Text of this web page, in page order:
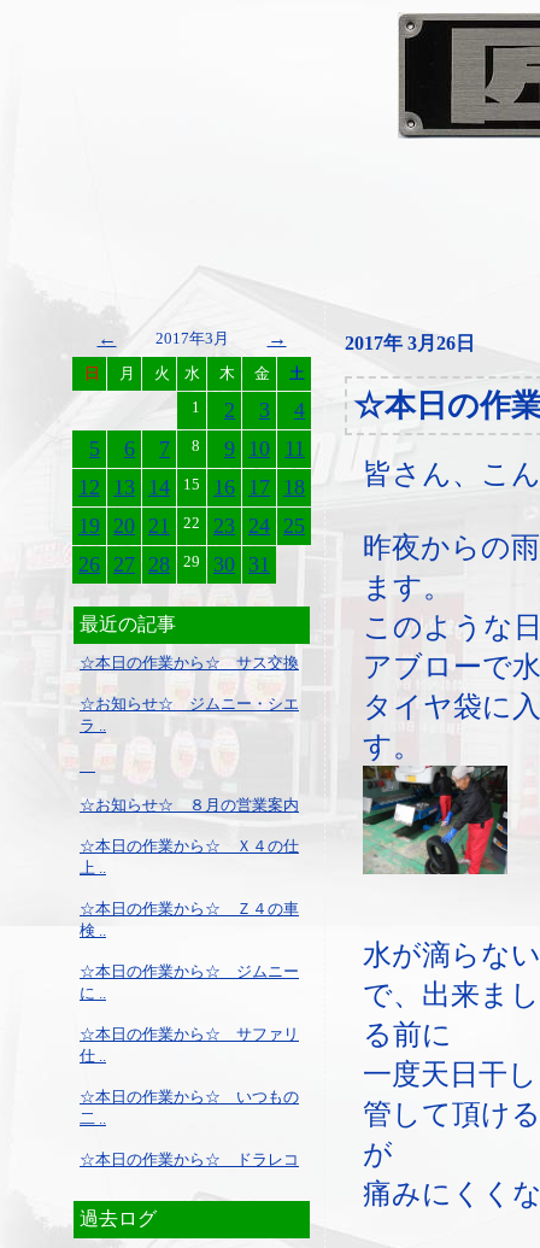
← 2017年3月 →
日 月 火 水 木 金
土
1
2 3
4
5
6 7 8 9 10
11
12
13 14 15 16 17 18
19 20 21 22 23 24 25
26 27 28 29 30 31
最近の記事
☆本日の作業から☆ サス交換
☆お知らせ☆ ジムニー・シエ
ラ ..
☆お知らせ☆ ８月の営業案内
☆本日の作業から☆ Ｘ４の仕
上 ..
☆本日の作業から☆ Ｚ４の車
検 ..
☆本日の作業から☆ ジムニー
に ..
☆本日の作業から☆ サファリ
仕 ..
☆本日の作業から☆ いつもの
二 ..
☆本日の作業から☆ ドラレコ
過去ログ
2017年 3月26日
☆本日の作
皆さん、こ
昨夜からの
ます。
このような
アブローで
タイヤ袋に
す。
水が滴らな
で、出来ま
る前に
一度天日干
管して頂け
が
痛みにくく